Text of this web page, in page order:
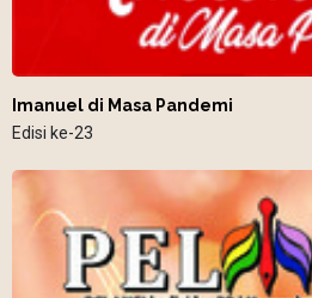
Imanuel di Masa Pandemi
Edisi ke-23